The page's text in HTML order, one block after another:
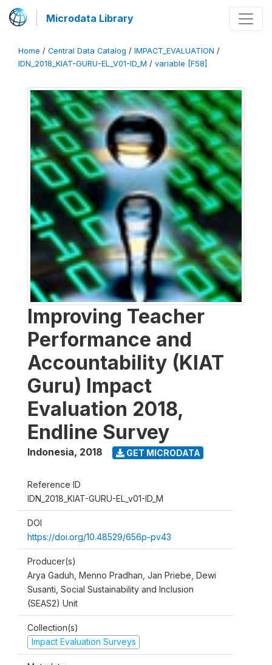
Microdata Library
Home / Central Data Catalog / IMPACT_EVALUATION /
IDN_2018_KIAT-GURU-EL_V01-ID_M / variable [F58]
Improving Teacher
Performance and
Accountability (KIAT
Guru) Impact
Evaluation 2018,
Endline Survey
Indonesia, 2018 GET MICRODATA
Reference ID
IDN_2018_KIAT-GURU-EL_v01-ID_M
DOI
https://doi.org/10.48529/656p-pv43
Producer(s)
Arya Gaduh, Menno Pradhan, Jan Priebe, Dewi
Susanti, Social Sustainability and Inclusion
(SEAS2) Unit
Collection(s)
Impact Evaluation Surveys